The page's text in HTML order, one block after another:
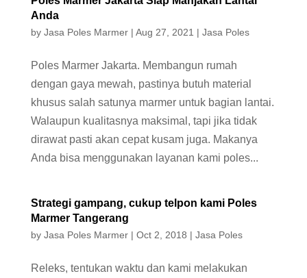
Anda
by Jasa Poles Marmer| Aug 27, 2021 | Jasa Poles
Poles Marmer Jakarta. Membangun rumah
dengan gaya mewah, pastinya butuh material
khusus salah satunya marmer untuk bagian lantai.
Walaupun kualitasnya maksimal, tapi jika tidak
dirawat pasti akan cepat kusam juga. Makanya
Anda bisa menggunakan layanan kami poles...
Strategi gampang, cukup telpon kami Poles
Marmer Tangerang
by Jasa Poles Marmer| Oct 2, 2018 | Jasa Poles
Releks, tentukan waktu dan kami melakukan